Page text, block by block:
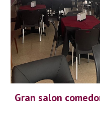
Gran salon